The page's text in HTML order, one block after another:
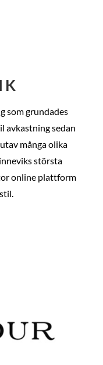
som grundades
avkastning sedan
många olika
största
online plattform